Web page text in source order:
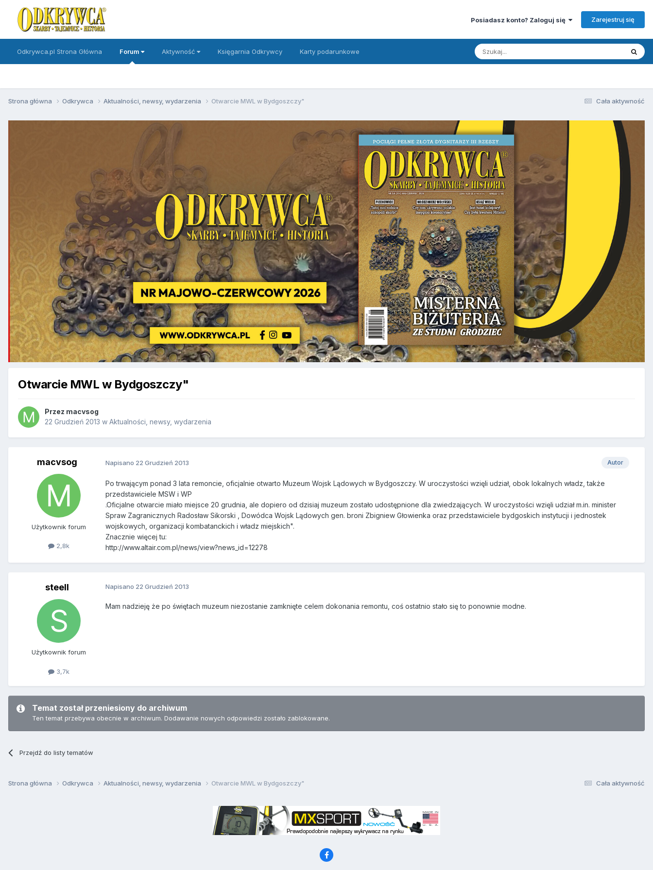
Posiadasz konto? Zaloguj się Zarejestruj się
Odkrywca.pl Strona Główna Forum Aktywność Księgarnia Odkrywcy Karty podarunkowe
Cała aktywność
Strona główna Odkrywca Aktualności, newsy, wydarzenia Otwarcie MWL w Bydgoszczy"
Otwarcie MWL w Bydgoszczy"
Przez macvsog
22 Grudzień 2013 w Aktualności, newsy, wydarzenia
macvsog
Użytkownik forum
2,8k
Autor
Napisano 22 Grudzień 2013
Po trwającym ponad 3 lata remoncie, oficjalnie otwarto Muzeum Wojsk Lądowych w Bydgoszczy. W uroczystości wzięli udział, obok lokalnych władz, także
przedstawiciele MSW i WP
.Oficjalne otwarcie miało miejsce 20 grudnia, ale dopiero od dzisiaj muzeum zostało udostępnione dla zwiedzających. W uroczystości wzięli udział m.in. minister
Spraw Zagranicznych Radosław Sikorski , Dowódca Wojsk Lądowych gen. broni Zbigniew Głowienka oraz przedstawiciele bydgoskich instytucji i jednostek
wojskowych, organizacji kombatanckich i władz miejskich".
Znacznie więcej tu:
http://www.altair.com.pl/news/view?news_id=12278
steell
Użytkownik forum
3,7k
Napisano 22 Grudzień 2013
Mam nadzieję że po świętach muzeum niezostanie zamknięte celem dokonania remontu, coś ostatnio stało się to ponownie modne.
Temat został przeniesiony do archiwum
Ten temat przebywa obecnie w archiwum. Dodawanie nowych odpowiedzi zostało zablokowane.
Przejdź do listy tematów
Cała aktywność
Strona główna Odkrywca Aktualności, newsy, wydarzenia Otwarcie MWL w Bydgoszczy"